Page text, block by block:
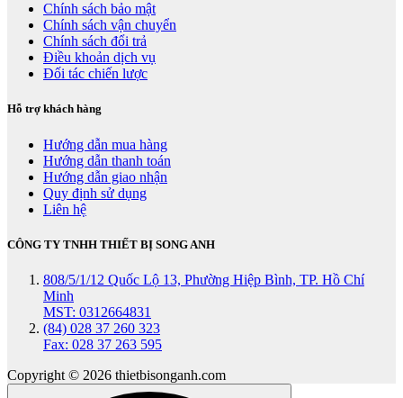
Chính sách bảo mật
Chính sách vận chuyển
Chính sách đổi trả
Điều khoản dịch vụ
Đối tác chiến lược
Hỗ trợ khách hàng
Hướng dẫn mua hàng
Hướng dẫn thanh toán
Hướng dẫn giao nhận
Quy định sử dụng
Liên hệ
CÔNG TY TNHH THIẾT BỊ SONG ANH
808/5/1/12 Quốc Lộ 13, Phường Hiệp Bình, TP. Hồ Chí
Minh
MST: 0312664831
(84) 028 37 260 323
Fax: 028 37 263 595
Copyright © 2026 thietbisonganh.com